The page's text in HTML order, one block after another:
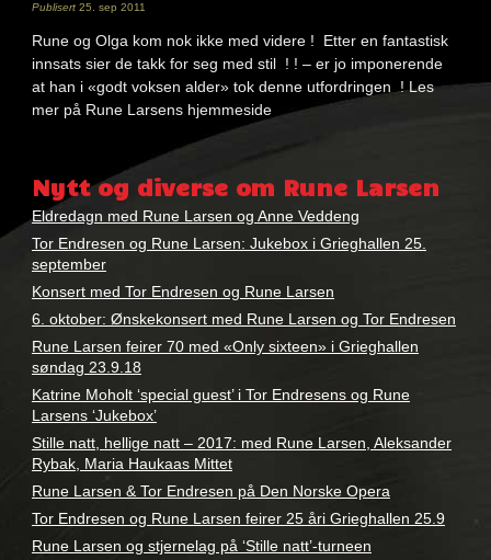
Publisert25. sep 2011
Rune og Olga kom nok ikke med videre ! Etter en fantastisk
innsats sier de takk for seg med stil ! ! – er jo imponerende
at han i «godt voksen alder» tok denne utfordringen ! Les
mer på Rune Larsens hjemmeside
larsen
Nytt og diverse om Rune Larsen
Eldredagn med Rune Larsen og Anne Veddeng
Tor Endresen og Rune Larsen: Jukebox i Grieghallen 25.
september
Konsert med Tor Endresen og Rune Larsen
6. oktober: Ønskekonsert med Rune Larsen og Tor Endresen
Rune Larsen feirer 70 med «Only sixteen» i Grieghallen
søndag 23.9.18
Katrine Moholt ‘special guest’ i Tor Endresens og Rune
Larsens ‘Jukebox’
Stille natt, hellige natt – 2017: med Rune Larsen, Aleksander
Rybak, Maria Haukaas Mittet
Rune Larsen & Tor Endresen på Den Norske Opera
Tor Endresen og Rune Larsen feirer 25 åri Grieghallen 25.9
Rune Larsen og stjernelag på ‘Stille natt’-turneen